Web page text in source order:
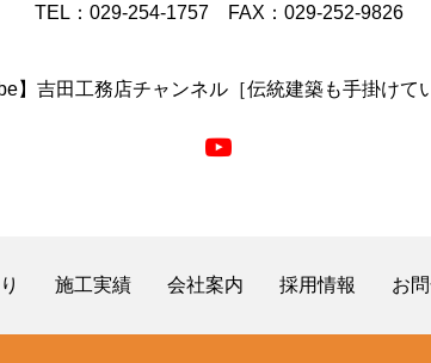
TEL：029-254-1757 FAX：029-252-9826
】吉田工務店チャンネル［伝統建築も手掛けて
施工実績 会社案内 採用情報 お